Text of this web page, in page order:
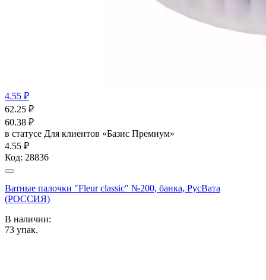
4.55 ₽
62.25 ₽
60.38 ₽
в статусе Для клиентов «Базис Премиум»
4.55 ₽
Код: 28836
Ватные палочки "Fleur classic" №200, банка, РусВата
(РОССИЯ)
В наличии:
73 упак.